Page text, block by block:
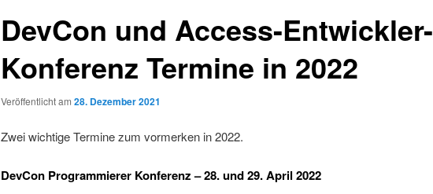
DevCon und Access-Entwickler-
Konferenz Termine in 2022
Veröffentlicht am 28. Dezember 2021
Zwei wichtige Termine zum vormerken in 2022.
DevCon Programmierer Konferenz – 28. und 29. April 2022